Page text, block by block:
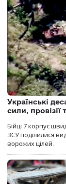
Українські
сили, провізії
Бійці 7 корпус
ЗСУ поділилися
ворожих цілей.